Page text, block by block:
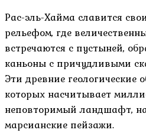
Рас-эль-Хайма славится
рельефом, где
встречаются с пустыней,
каньоны с причудливыми
Эти древние геологические
которых насчитывает
неповторимый ландшафт,
марсианские пейзажи.